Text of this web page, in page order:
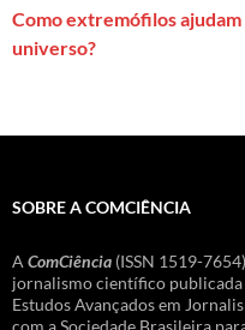
Como extremófilos
universo?
SOBRE A COMCIÊNCIA
A ComCiência (ISSN 1519-
jornalismo científico
Estudos Avançados em
com a Sociedade Brasileira